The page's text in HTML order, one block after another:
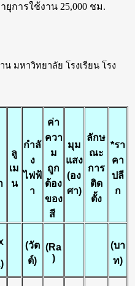
ยุการใช้งาน 25,000 ชม.
มหาวิทยาลัย โรงเรียน โรง
ลู
เม
น
กำลั
ง
ไฟฟ้
า
ค่า
ควา
ม
ถูก
ต้อง
ของ
สี
มุม
แสง
(อง
ศา)
ลักษ
ณะ
การ
ติด
ตั้ง
*รา
คา
ปลี
ก
(วัต
ต์)
(Ra
)
(บา
ท)